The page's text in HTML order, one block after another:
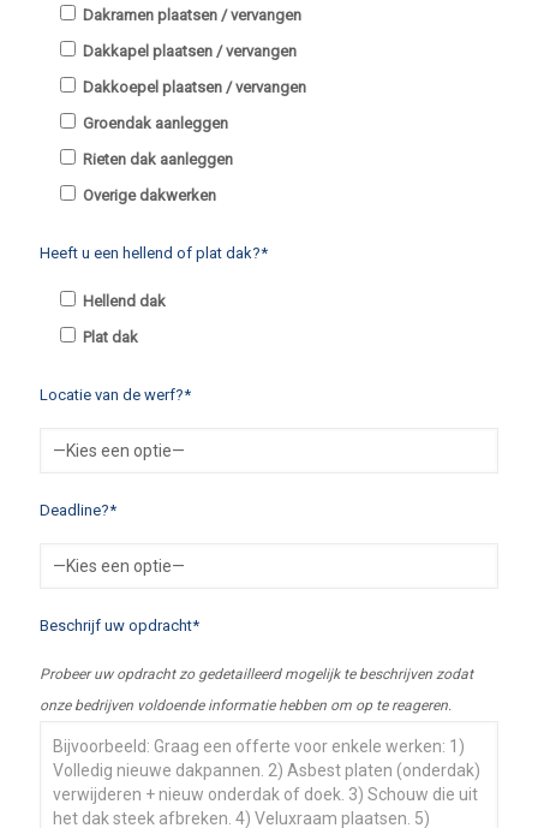
Dakramen plaatsen / vervangen
Dakkapel plaatsen / vervangen
Dakkoepel plaatsen / vervangen
Groendak aanleggen
Rieten dak aanleggen
Overige dakwerken
Heeft u een hellend of plat dak?*
Hellend dak
Plat dak
Locatie van de werf?*
Deadline?*
Beschrijf uw opdracht*
Probeer uw opdracht zo gedetailleerd mogelijk te beschrijven zodat
onze bedrijven voldoende informatie hebben om op te reageren.